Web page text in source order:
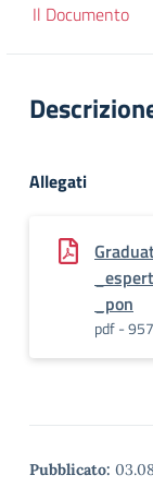
Il Documento
Allegati
_pon
pdf -
Pubblicato: